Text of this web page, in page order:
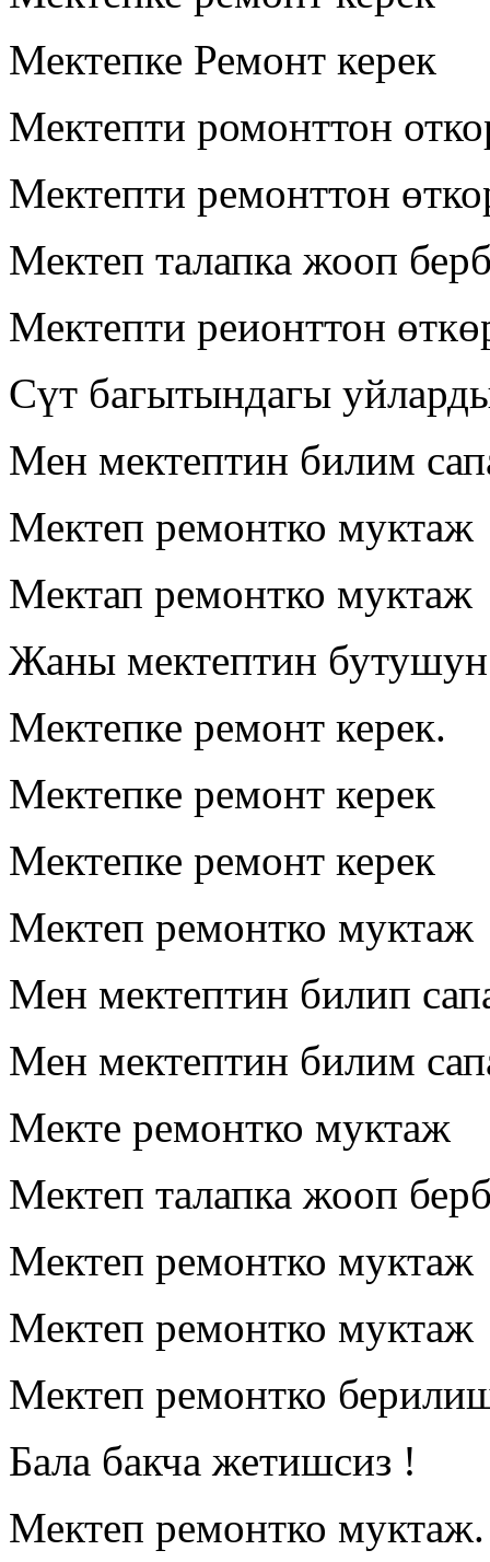
Мектепке Ремонт керек
Мектепти ромонттон
Мектепти ремонттон
Мектеп талапка жооп
Мектепти реионттон
Сүт багытындагы
Мен мектептин билим
Мектеп ремонтко муктаж
Мектап ремонтко муктаж
Жаны мектептин
Мектепке ремонт керек.
Мектепке ремонт керек
Мектепке ремонт керек
Мектеп ремонтко муктаж
Мен мектептин билип
Мен мектептин билим
Мекте ремонтко муктаж
Мектеп талапка жооп
Мектеп ремонтко муктаж
Мектеп ремонтко муктаж
Мектеп ремонтко
Бала бакча жетишсиз !
Мектеп ремонтко муктаж.